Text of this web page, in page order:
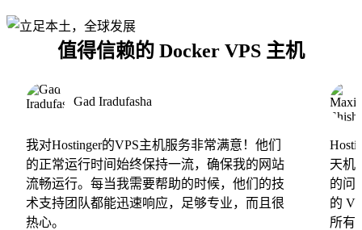
值得信赖的 Docker VPS 主机
Gad Iradufasha
我对Hostinger的VPS主机服务非常满意！他们
的正常运行时间始终保持一流，确保我的网站
流畅运行。每当我需要帮助的时候，他们的技
术支持团队都能迅速响应，足够专业，而且很
热心。
天机
的问
的
所有